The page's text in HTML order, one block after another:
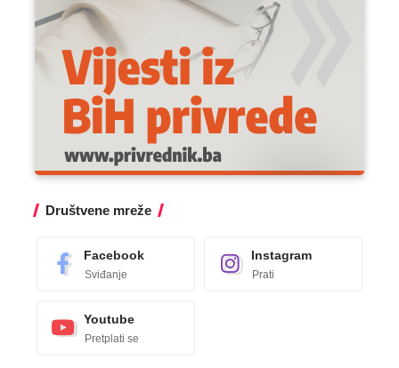
Društvene mreže
Facebook
Sviđanje
Instagram
Prati
Youtube
Pretplati se